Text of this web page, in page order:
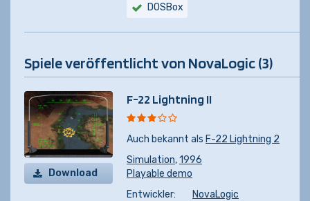
DOSBox
Spiele veröffentlicht von NovaLogic (3)
Download
F-22 Lightning II
Auch bekannt als F-22 Lightning 2
Simulation,1996
Playable demo
Entwickler:
NovaLogic